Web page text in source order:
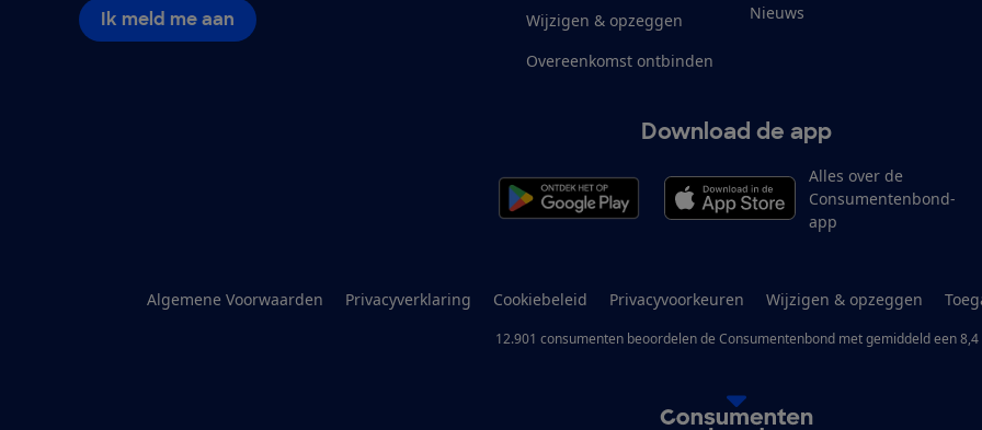
Ik meld me aan
Wijzigen & opzeggen
Overeenkomst ontbinden
Nieuws
Download de app
Alles over de
Consumentenbond-
app
Algemene Voorwaarden Privacyverklaring Cookiebeleid Privacyvoorkeuren Wijzigen & opzeggen
12.901 consumenten beoordelen de Consumentenbondmet gemiddeld een 8,4